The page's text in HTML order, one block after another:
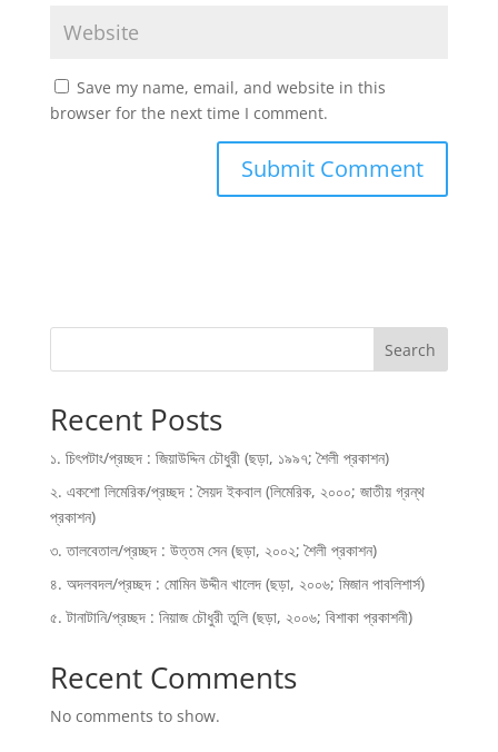
Save my name, email, and website in this
browser for the next time I comment.
Search
Recent Posts
১. চিৎপটাং/প্রচ্ছদ : জিয়াউদ্দিন চৌধুরী (ছড়া, ১৯৯৭; শৈলী প্রকাশন)
২. একশো লিমেরিক/প্রচ্ছদ : সৈয়দ ইকবাল (লিমেরিক, ২০০০; জাতীয় গ্রন্থ
প্রকাশন)
৩. তালবেতাল/প্রচ্ছদ : উত্তম সেন (ছড়া, ২০০২; শৈলী প্রকাশন)
৪. অদলবদল/প্রচ্ছদ : মোমিন উদ্দীন খালেদ (ছড়া, ২০০৬; মিজান পাবলিশার্স)
৫. টানাটানি/প্রচ্ছদ : নিয়াজ চৌধুরী তুলি (ছড়া, ২০০৬; বিশাকা প্রকাশনী)
Recent Comments
No comments to show.